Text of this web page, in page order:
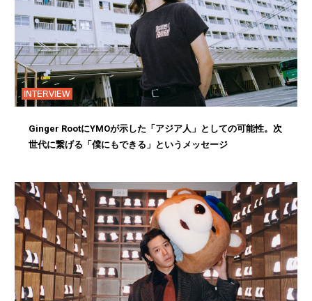
INTERVIEW
Ginger RootにYMOが示した「アジア人」としての可能性。次
世代に繋げる「僕にもできる」というメッセージ